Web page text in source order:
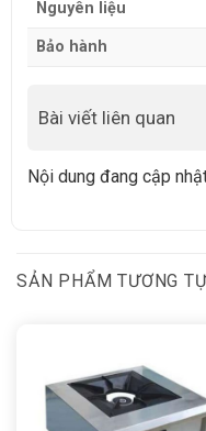
Nguyên liệu
Bảo hành
Bài viết liên quan
Nội dung đang cập
SẢN PHẨM TƯƠNG